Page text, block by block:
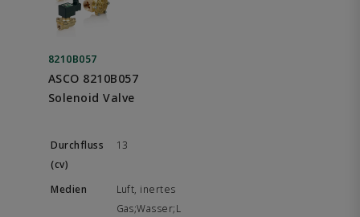
8210B057
ASCO 8210B057
Solenoid Valve
13
Luft, inertes
Gas;Wasser;L